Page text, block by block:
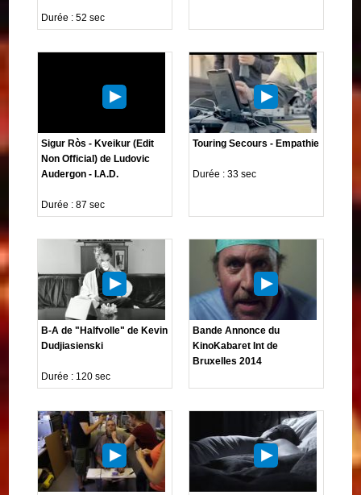
Durée : 52 sec
Sigur Ròs - Kveikur (Edit
Non Official) de Ludovic
Audergon - I.A.D.
Durée : 87 sec
Touring Secours - Empathie
Durée : 33 sec
B-A de "Halfvolle" de Kevin
Dudjiasienski
Durée : 120 sec
Bande Annonce du
KinoKabaret Int de
Bruxelles 2014